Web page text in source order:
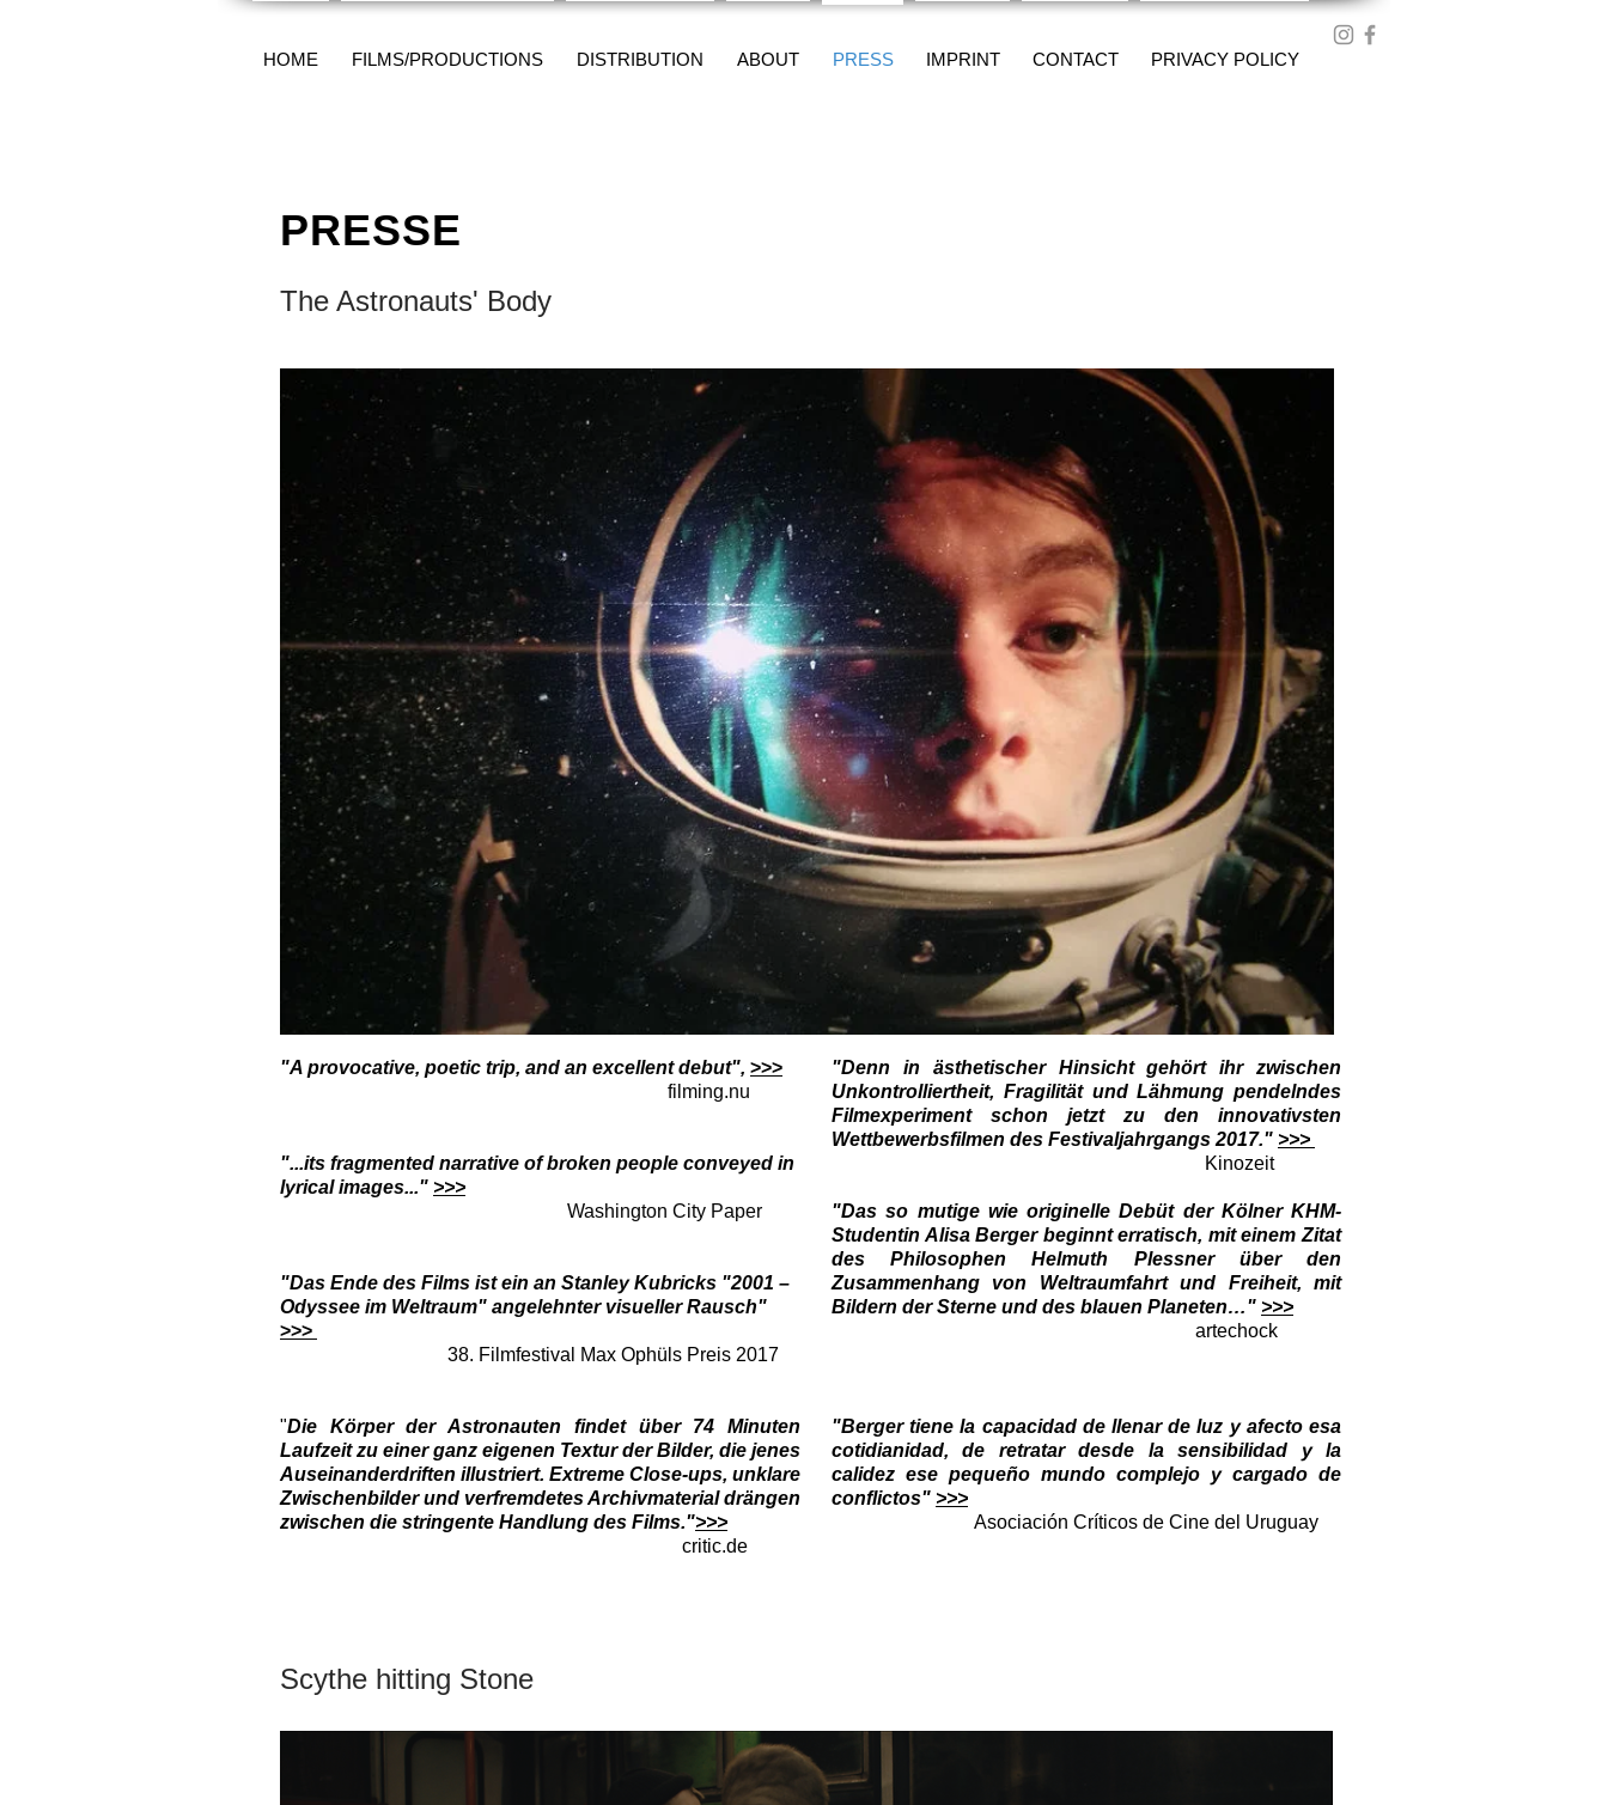
HOME FILMS/PRODUCTIONS DISTRIBUTION ABOUT PRESS IMPRINT CONTACT PRIVACY POLICY
PRESSE
The Astronauts' Body
"A provocative, poetic trip, and an excellent debut", >>>
filming.nu
"...its fragmented narrative of broken people conveyed in
lyrical images..." >>>
Washington City Paper
"Das Ende des Films ist ein an Stanley Kubricks "2001 –
Odyssee im Weltraum" angelehnter visueller Rausch"
>>>
38. Filmfestival Max Ophüls Preis 2017
"Die Körper der Astronauten findet über 74 Minuten
Laufzeit zu einer ganz eigenen Textur der Bilder, die jenes
Auseinanderdriften illustriert. Extreme Close-ups, unklare
Zwischenbilder und verfremdetes Archivmaterial drängen
zwischen die stringente Handlung des Films.">>>
critic.de
"Denn in ästhetischer Hinsicht gehört ihr zwischen
Unkontrolliertheit, Fragilität und Lähmung pendelndes
Filmexperiment schon jetzt zu den innovativsten
Wettbewerbsfilmen des Festivaljahrgangs 2017." >>>
Kinozeit
"Das so mutige wie originelle Debüt der Kölner KHM-
Studentin Alisa Berger beginnt erratisch, mit einem Zitat
des Philosophen Helmuth Plessner über den
Zusammenhang von Weltraumfahrt und Freiheit, mit
Bildern der Sterne und des blauen Planeten…" >>>
artechock
"Berger tiene la capacidad de llenar de luz y afecto esa
cotidianidad, de retratar desde la sensibilidad y la
calidez ese pequeño mundo complejo y cargado de
conflictos" >>>
Asociación Críticos de Cine del Uruguay
Scythe hitting Stone